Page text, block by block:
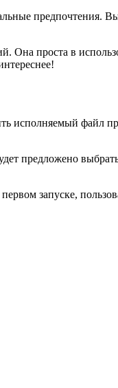
предпочтения.
Она проста в
исполняемый файл
предложено
запуске,